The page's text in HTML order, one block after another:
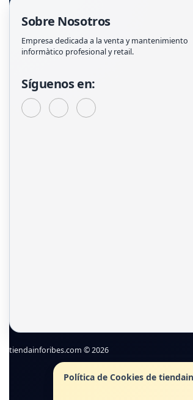
Política de Cookies de
Sobre Nosotros
Empresa dedicada a la venta y mantenimiento
informàtico profesional y retail.
Síguenos en:
tiendainforibes.com © 2026